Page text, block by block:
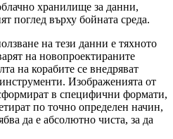
хранилище за данни,
поглед върху бойната среда.
на тези данни е тяхното
на новопроектираните
на корабите се внедряват
Изображенията от
в специфични формати,
по точно определен начин,
да е абсолютно чиста, за да